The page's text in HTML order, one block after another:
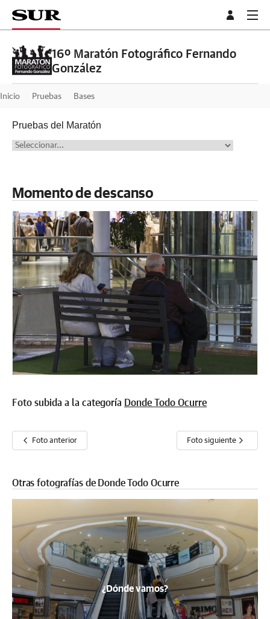
16º Maratón Fotográfico Fernando
González
Inicio Pruebas Bases
Pruebas del Maratón
Momento de descanso
Foto subida a la categoría Donde Todo Ocurre
Foto anterior Foto siguiente
Otras fotografías de Donde Todo Ocurre
¿Dónde vamos?